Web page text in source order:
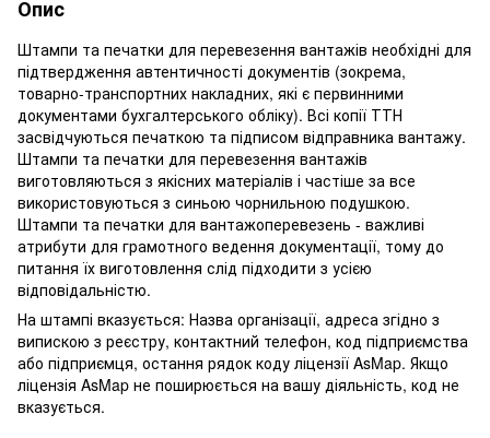
Опис
Штампи та печатки для перевезення вантажів необхідні для
підтвердження автентичності документів (зокрема,
товарно-транспортних накладних, які є первинними
документами бухгалтерського обліку). Всі копії ТТН
засвідчуються печаткою та підписом відправника вантажу.
Штампи та печатки для перевезення вантажів
виготовляються з якісних матеріалів і частіше за все
використовуються з синьою чорнильною подушкою.
Штампи та печатки для вантажоперевезень - важливі
атрибути для грамотного ведення документації, тому до
питання їх виготовлення слід підходити з усією
відповідальністю.
На штампі вказується: Назва організації, адреса згідно з
випискою з реєстру, контактний телефон, код підприємства
або підприємця, остання рядок коду ліцензії AsMap. Якщо
ліцензія AsMap не поширюється на вашу діяльність, код не
вказується.